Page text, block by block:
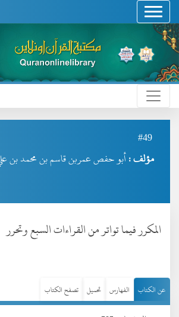
#49
مؤلف :أبو حفص عمربن قاسم بن محمد بن
المكرر فيما تواتر من القراءات السبع وتحرر
عن الكتاب الفهارس تحميل تصفح الكتاب